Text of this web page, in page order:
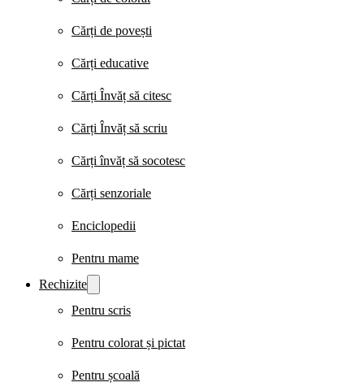
Cărți de povești
Cărți educative
Cărți Învăț să citesc
Cărți Învăț să scriu
Cărți învăț să socotesc
Cărți senzoriale
Enciclopedii
Pentru mame
Rechizite
Pentru scris
Pentru colorat și pictat
Pentru școală